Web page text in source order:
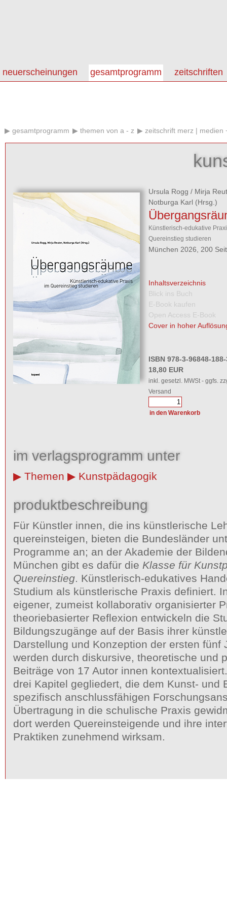
neuerscheinungen gesamtprogramm zeitschriften
gesamtprogramm themen von a - z zeitschrift merz | medien
Ursula Rogg / Mirja
Notburga Karl (Hrsg.)
Künstlerisch-edukative
Quereinstieg studieren
München 2026, 200
Inhaltsverzeichnis
Blick ins Buch
E-Book kaufen
Open Access E-Book
Cover in hoher
ISBN 978-3-96848-
18,80 EUR
inkl. gesetzl. MWSt - ggfs.
Versand
im verlagsprogramm unter
Themen Kunstpädagogik
produktbeschreibung
Für Künstler innen, die ins künstlerische
quereinsteigen, bieten die Bundesländer
Programme an; an der Akademie der
München gibt es dafür die Klasse für
Quereinstieg. Künstlerisch-edukatives
Studium als künstlerische Praxis definiert.
eigener, zumeist kollaborativ organisierter
theoriebasierter Reflexion entwickeln die
Bildungszugänge auf der Basis ihrer
Darstellung und Konzeption der ersten fünf
werden durch diskursive, theoretische und
Beiträge von 17 Autor innen
drei Kapitel gegliedert, die dem Kunst- und
spezifisch anschlussfähigen
Übertragung in die schulische Praxis
dort werden Quereinsteigende und ihre
Praktiken zunehmend wirksam.